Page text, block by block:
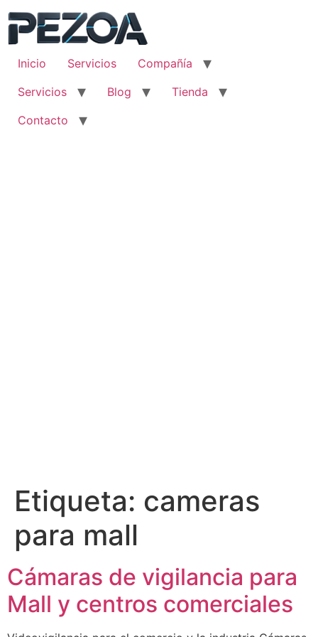
contenido
Inicio
Servicios
Compañía
Servicios
Blog
Tienda
Contacto
Etiqueta: cameras
para mall
Cámaras de vigilancia para
Mall y centros comerciales